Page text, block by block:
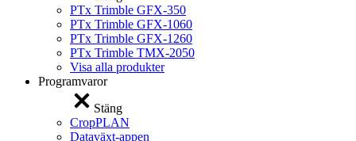
PTx Trimble GFX-350
PTx Trimble GFX-1060
PTx Trimble GFX-1260
PTx Trimble TMX-2050
Visa alla produkter
Programvaror
Stäng
CropPLAN
Dataväxt-appen